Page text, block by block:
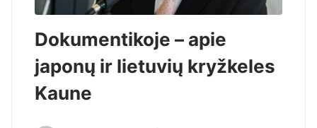
Dokumentikoje – apie
japonų ir lietuvių kryžkeles
Kaune